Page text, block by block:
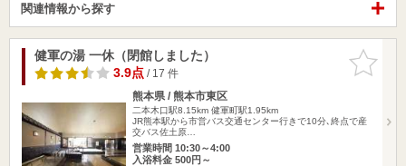
関連情報から探す
お気に入
りに追加
健軍の湯 一休（閉館しました）
3.9点/ 17 件
熊本県 / 熊本市東区
二本木口駅8.15km 健軍町駅1.95km
JR熊本駅から市営バス交通センター行きで10分､終点で産
交バス佐土原…
営業時間 10:30～4:00
入浴料金 500円～